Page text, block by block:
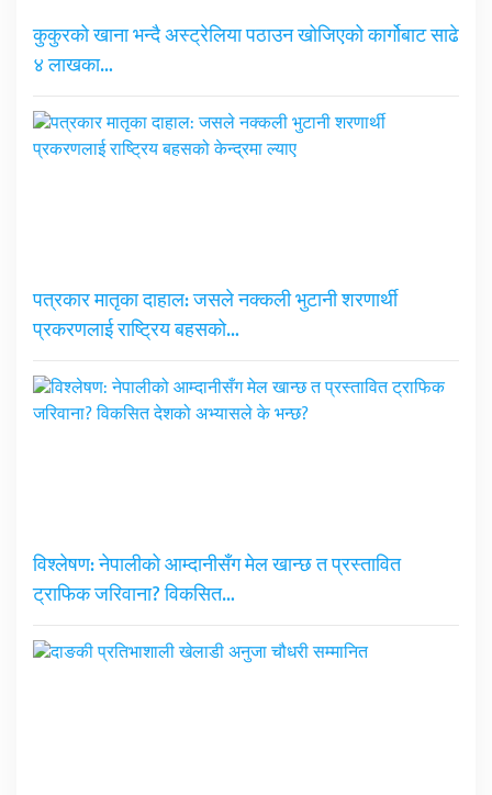
कुकुरको खाना भन्दै अस्ट्रेलिया पठाउन खोजिएको कार्गोबाट साढे
४ लाखका…
पत्रकार मातृका दाहाल: जसले नक्कली भुटानी शरणार्थी
प्रकरणलाई राष्ट्रिय बहसको…
विश्लेषण: नेपालीको आम्दानीसँग मेल खान्छ त प्रस्तावित
ट्राफिक जरिवाना? विकसित…